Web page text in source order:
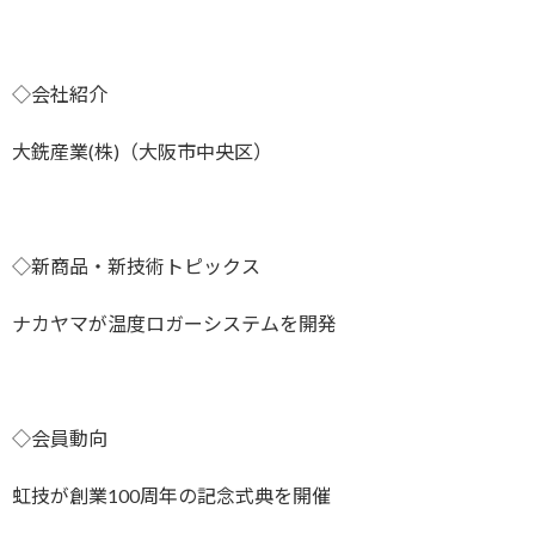
◇会社紹介
大銑産業(株)（大阪市中央区）
◇新商品・新技術トピックス
ナカヤマが温度ロガーシステムを開発
◇会員動向
虹技が創業100周年の記念式典を開催